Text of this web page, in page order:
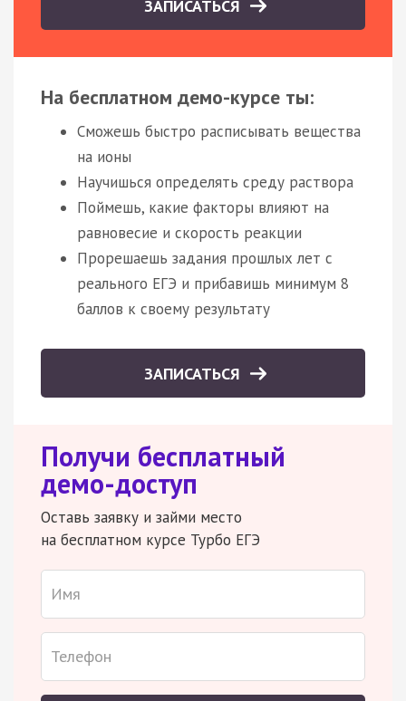
ЗАПИСАТЬСЯ
На бесплатном демо-курсе ты:
Сможешь быстро расписывать вещества
на ионы
Научишься определять среду раствора
Поймешь, какие факторы влияют на
равновесие и скорость реакции
Прорешаешь задания прошлых лет с
реального ЕГЭ и прибавишь минимум 8
баллов к своему результату
ЗАПИСАТЬСЯ
Получи бесплатный
демо-доступ
Оставь заявку и займи место
на бесплатном курсе Турбо ЕГЭ